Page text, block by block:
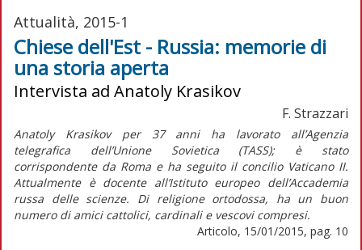
Attualità, 2015-1
Chiese dell'Est - Russia: memorie di
una storia aperta
Intervista ad Anatoly Krasikov
F. Strazzari
Anatoly Krasikov per 37 anni ha lavorato all’Agenzia
telegrafica dell’Unione Sovietica (TASS); è stato
corrispondente da Roma e ha seguito il concilio Vaticano II.
Attualmente è docente all’Istituto europeo dell’Accademia
russa delle scienze. Di religione ortodossa, ha un buon
numero di amici cattolici, cardinali e vescovi compresi.
Articolo, 15/01/2015, pag. 10